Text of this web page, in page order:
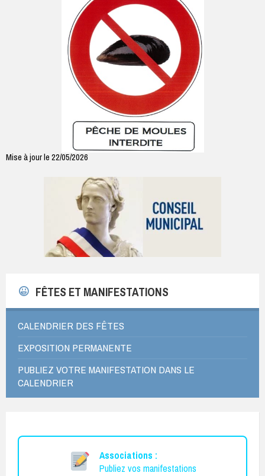
Mise à jour le 22/05/2026
FÊTES ET MANIFESTATIONS
CALENDRIER DES FÊTES
EXPOSITION PERMANENTE
PUBLIEZ VOTRE MANIFESTATION DANS LE
CALENDRIER
Associations :
Publiez vos manifestations